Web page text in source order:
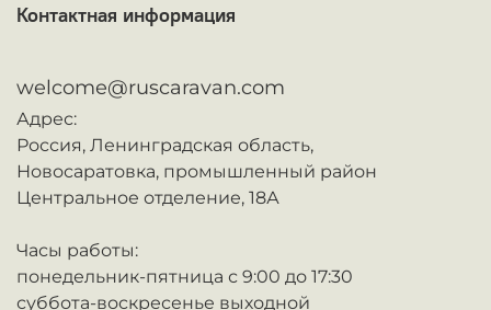
Контактная информация
welcome@ruscaravan.com
Адрес:
Россия, Ленинградская область,
Новосаратовка, промышленный район
Центральное отделение, 18А
Часы работы:
понедельник-пятница с 9:00 до 17:30
суббота-воскресенье выходной